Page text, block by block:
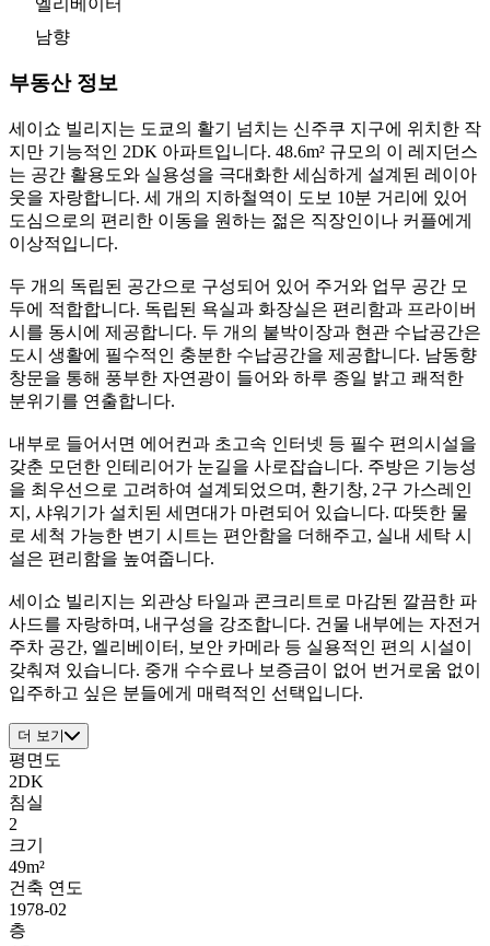
남향
부동산 정보
세이쇼 빌리지는 도쿄의 활기 넘치는 신주쿠 지구에 위치한 작
지만 기능적인 2DK 아파트입니다. 48.6m² 규모의 이 레지던스
는 공간 활용도와 실용성을 극대화한 세심하게 설계된 레이아
웃을 자랑합니다. 세 개의 지하철역이 도보 10분 거리에 있어
도심으로의 편리한 이동을 원하는 젊은 직장인이나 커플에게
이상적입니다.
두 개의 독립된 공간으로 구성되어 있어 주거와 업무 공간 모
두에 적합합니다. 독립된 욕실과 화장실은 편리함과 프라이버
시를 동시에 제공합니다. 두 개의 붙박이장과 현관 수납공간은
도시 생활에 필수적인 충분한 수납공간을 제공합니다. 남동향
창문을 통해 풍부한 자연광이 들어와 하루 종일 밝고 쾌적한
분위기를 연출합니다.
내부로 들어서면 에어컨과 초고속 인터넷 등 필수 편의시설을
갖춘 모던한 인테리어가 눈길을 사로잡습니다. 주방은 기능성
을 최우선으로 고려하여 설계되었으며, 환기창, 2구 가스레인
지, 샤워기가 설치된 세면대가 마련되어 있습니다. 따뜻한 물
로 세척 가능한 변기 시트는 편안함을 더해주고, 실내 세탁 시
설은 편리함을 높여줍니다.
세이쇼 빌리지는 외관상 타일과 콘크리트로 마감된 깔끔한 파
사드를 자랑하며, 내구성을 강조합니다. 건물 내부에는 자전거
주차 공간, 엘리베이터, 보안 카메라 등 실용적인 편의 시설이
갖춰져 있습니다. 중개 수수료나 보증금이 없어 번거로움 없이
입주하고 싶은 분들에게 매력적인 선택입니다.
더 보기
평면도
2DK
침실
2
크기
49m²
건축 연도
1978-02
층